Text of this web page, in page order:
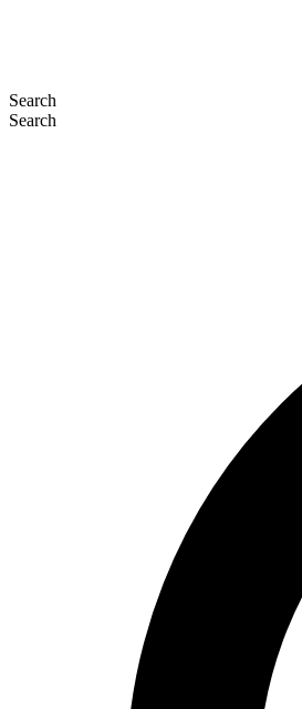
Search
Search